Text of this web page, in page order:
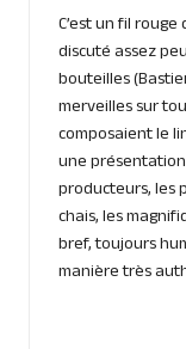
C’est un fil
discuté assez
bouteilles
merveilles sur
composaient le
une
producteurs, les
chais, les
bref, toujours
manière très